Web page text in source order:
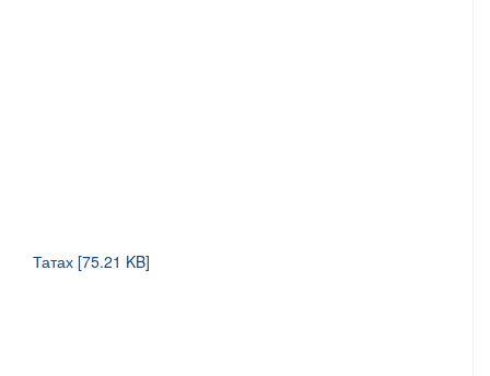
Татах [75.21 KB]